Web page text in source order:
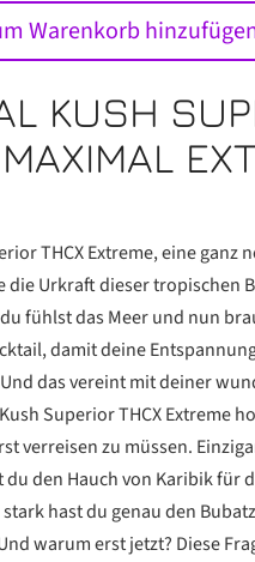
Warenkorb
KUSH
THCX Extreme, eine ganz
die Urkraft dieser tropischen
fühlst das Meer und nun
damit deine
das vereint mit deiner
Superior THCX Extreme
verreisen zu müssen.
du den Hauch von Karibik für
hast du genau den
warum erst jetzt? Diese